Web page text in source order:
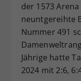
der 1573
neuntgereihte
Nummer 491
Jährige hatte
2024 mit 2:6,